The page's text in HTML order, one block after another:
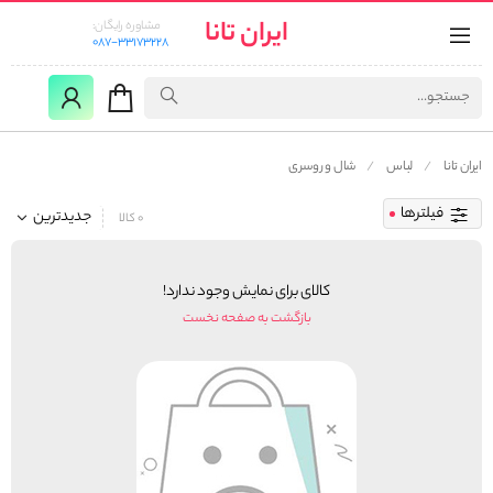
ایران تانا
مشاوره رایگان:
087-33173228
ایران تانا لباس شال و روسری
فیلترها جدیدترین 0 کالا
کالای برای نمایش وجود ندارد!
بازگشت به صفحه نخست